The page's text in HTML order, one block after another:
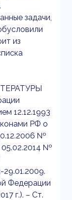
задачи,
из
12.12.1993
РФ о
№
№
29.01.2009.
Федерации
г.). – Ст.